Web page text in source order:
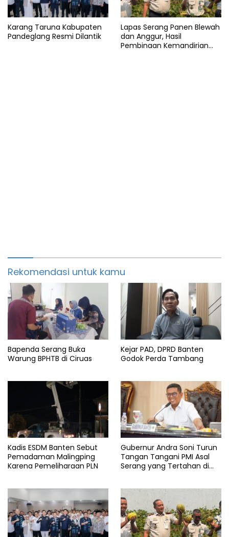
Karang Taruna Kabupaten
Pandeglang Resmi Dilantik
Lapas Serang Panen Blewah
dan Anggur, Hasil
Pembinaan Kemandirian
Rekomendasi untuk kamu
Bapenda Serang Buka
Warung BPHTB di Ciruas
Kejar PAD, DPRD Banten
Godok Perda Tambang
Kadis ESDM Banten Sebut
Pemadaman Malingping
Karena Pemeliharaan PLN
Gubernur Andra Soni Turun
Tangan Tangani PMI Asal
Serang yang Tertahan di